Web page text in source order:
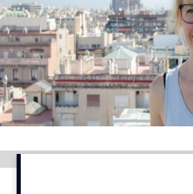
Menu
Home
9 sept: GenAI-training
12 nov: MarketingLive!
Adverteren
Events
Opleidingen
Vacatures